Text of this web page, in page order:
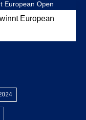
European